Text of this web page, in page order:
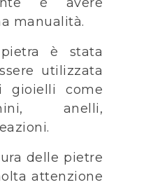
manualità.
è stata
utilizzata
gioielli come
anelli,
delle pietre
attenzione